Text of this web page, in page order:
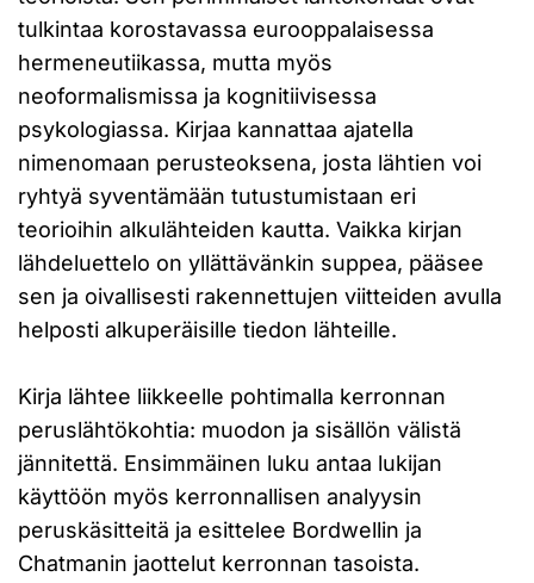
tulkintaa korostavassa eurooppalaisessa
hermeneutiikassa, mutta myös
neoformalismissa ja kognitiivisessa
psykologiassa. Kirjaa kannattaa ajatella
nimenomaan perusteoksena, josta lähtien voi
ryhtyä syventämään tutustumistaan eri
teorioihin alkulähteiden kautta. Vaikka kirjan
lähdeluettelo on yllättävänkin suppea, pääsee
sen ja oivallisesti rakennettujen viitteiden avulla
helposti alkuperäisille tiedon lähteille.
Kirja lähtee liikkeelle pohtimalla kerronnan
peruslähtökohtia: muodon ja sisällön välistä
jännitettä. Ensimmäinen luku antaa lukijan
käyttöön myös kerronnallisen analyysin
peruskäsitteitä ja esittelee Bordwellin ja
Chatmanin jaottelut kerronnan tasoista.